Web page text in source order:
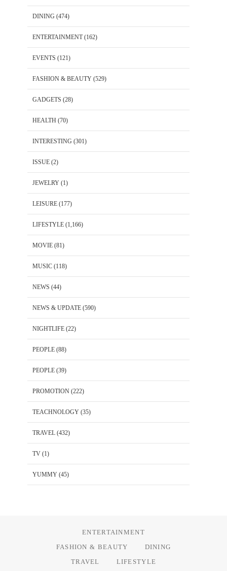
DINING (474)
ENTERTAINMENT(162)
EVENTS (121)
FASHION & BEAUTY (529)
GADGETS (28)
HEALTH (70)
INTERESTING (301)
ISSUE (2)
JEWELRY (1)
LEISURE (177)
LIFESTYLE (1,166)
MOVIE (81)
MUSIC (118)
NEWS (44)
NEWS & UPDATE (590)
NIGHTLIFE (22)
PEOPLE (88)
PEOPLE (39)
PROMOTION (222)
TEACHNOLOGY (35)
TRAVEL (432)
TV (1)
YUMMY (45)
ENTERTAINMENT
FASHION & BEAUTY
DINING
TRAVEL
LIFESTYLE